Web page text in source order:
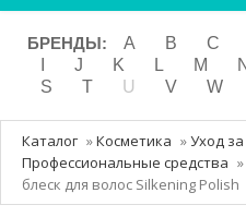
Ароматерапия
Витамины
Детям и мамам
Косметика
Маникюр и педикюр
БРЕНДЫ: A B C
J K L M N
S
T U V W
Каталог »Косметика »Уход
Профессиональные средства »
блеск для волос Silkening Polish